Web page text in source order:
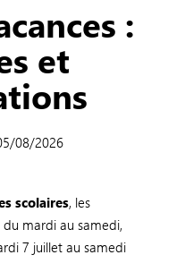
:
et
08/2026
scolaires, les
mardi au samedi,
7 juillet au samedi